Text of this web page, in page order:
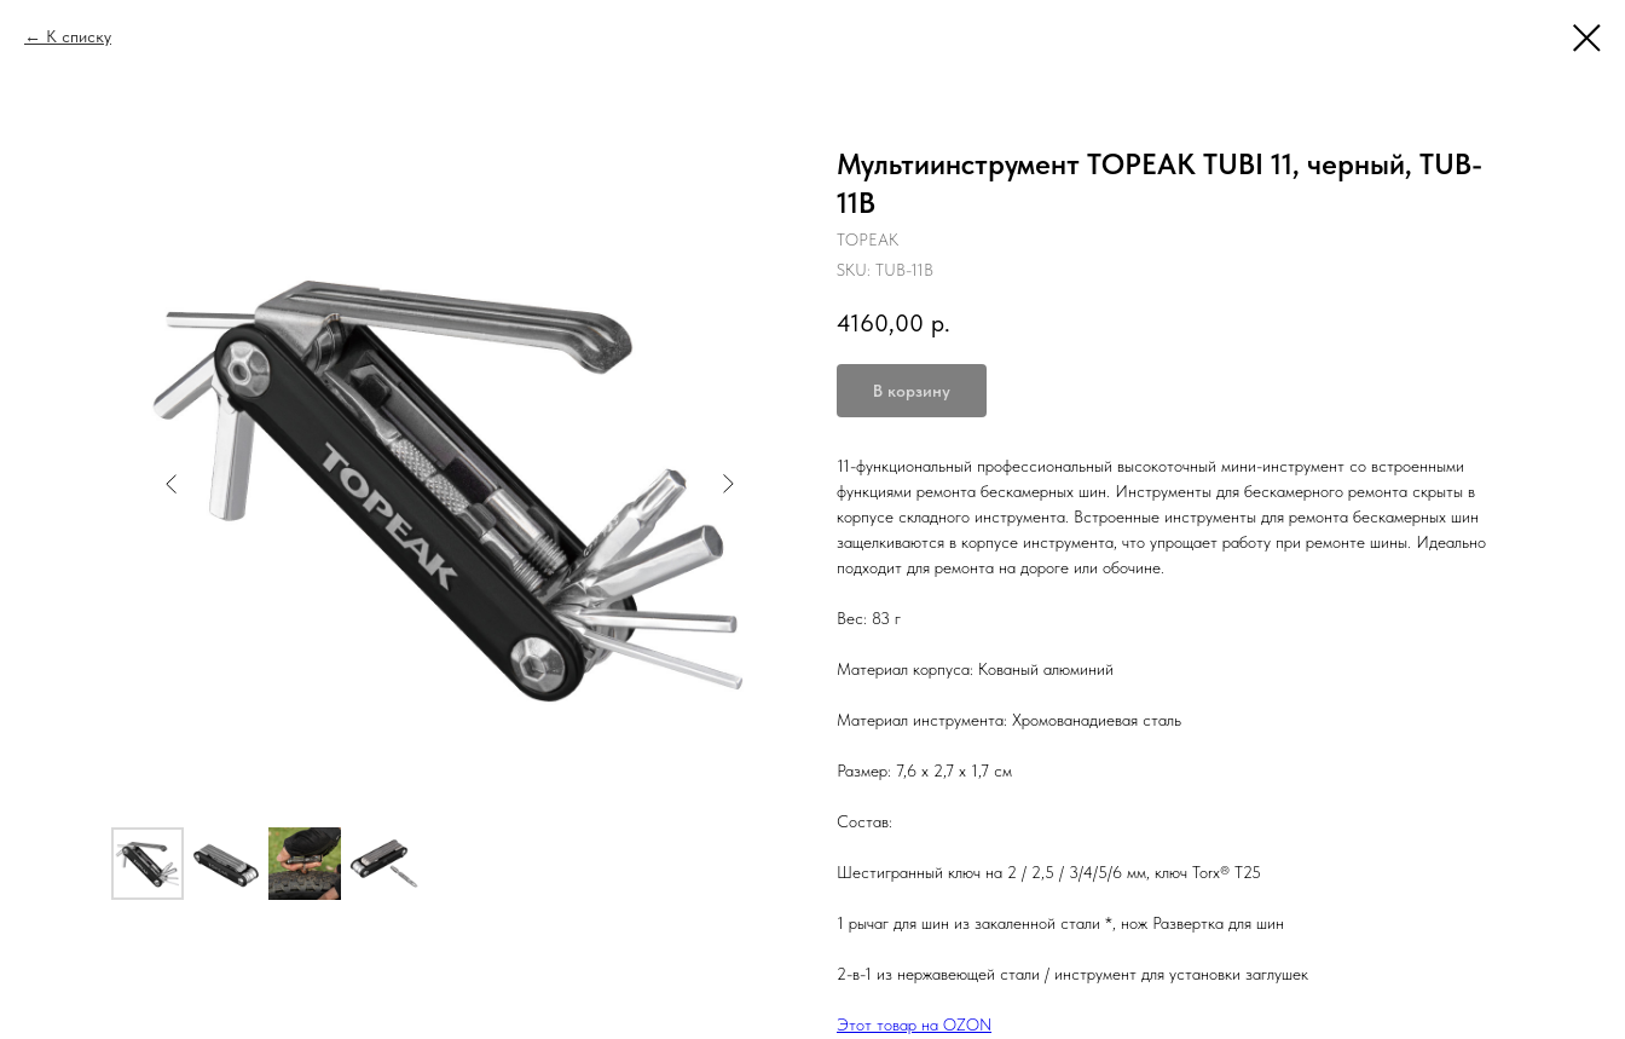
К списку
Мультиинструмент TOPEAK TUBI 11, черный, TUB-
11B
TOPEAK
SKU: TUB-11B
4160,00 р.
В корзину
11-функциональный профессиональный высокоточный мини-инструмент со встроенными
функциями ремонта бескамерных шин. Инструменты для бескамерного ремонта скрыты в
корпусе складного инструмента. Встроенные инструменты для ремонта бескамерных шин
защелкиваются в корпусе инструмента, что упрощает работу при ремонте шины. Идеально
подходит для ремонта на дороге или обочине.
Вес: 83 г
Материал корпуса: Кованый алюминий
Материал инструмента: Хромованадиевая сталь
Размер: 7,6 x 2,7 x 1,7 см
Состав:
Шестигранный ключ на 2 / 2,5 / 3/4/5/6 мм, ключ Torx® T25
1 рычаг для шин из закаленной стали *, нож Развертка для шин
2-в-1 из нержавеющей стали / инструмент для установки заглушек
Этот товар на OZON